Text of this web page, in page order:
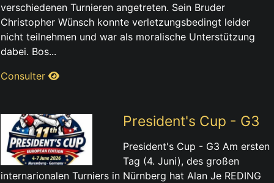
verschiedenen Turnieren angetreten. Sein Bruder
Christopher Wünsch konnte verletzungsbedingt leider
nicht teilnehmen und war als moralische Unterstützung
dabei. Bos...
Consulter
President's Cup - G3
President's Cup - G3 Am ersten
Tag (4. Juni), des großen
internarionalen Turniers in Nürnberg hat Alan Je REDING